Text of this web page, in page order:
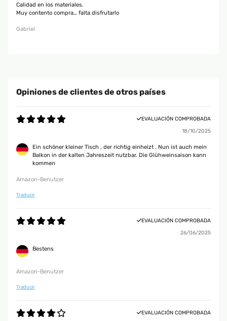
Calidad en los materiales.
Muy contento compra… falta disfrutarlo
Gabriel
Opiniones de clientes de otros países
EVALUACIÓN COMPROBADA
18/10/2025
Ein schöner kleiner Tisch , der richtig einheizt . Nun ist auch mein
Balkon in der kalten Jahreszeit nutzbar. Die Glühweinsaison kann
kommen
Amazon-Benutzer
Traducir
EVALUACIÓN COMPROBADA
26/06/2025
Bestens
Amazon-Benutzer
Traducir
EVALUACIÓN COMPROBADA